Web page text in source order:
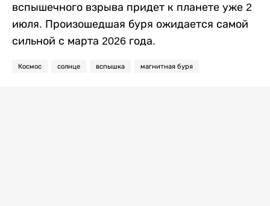
вспышечного взрыва придет к планете уже 2
июля. Произошедшая буря ожидается самой
сильной с марта 2026 года.
Космос солнце вспышка магнитная буря